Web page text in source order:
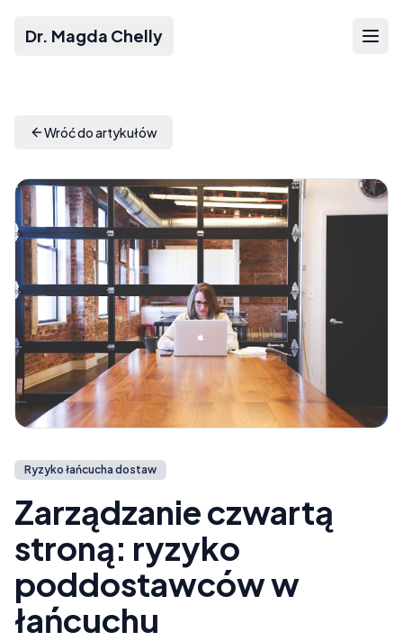
Dr. Magda Chelly
Wróć do artykułów
Ryzyko łańcucha dostaw
Zarządzanie czwartą
stroną: ryzyko
poddostawców w
łańcuchu